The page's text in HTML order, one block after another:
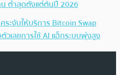
ต่ำสุดตั้งแต่ต้นปี 2026
ระงับให้บริการ Bitcoin Swap
วเลขการใช้ AI แฮ็กระบบพุ่งสูง